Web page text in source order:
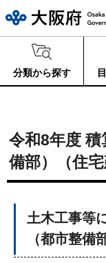
分類から探す
令和8年度
備部）（住宅
土木工事等
（都市整備